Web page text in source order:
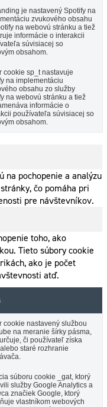
je nastavený Spotify na
zvukového obsahu
na webovú stránku a tiež
informácie o interakcii
súvisiacej so
obsahom.
cookie sp_t nastavuje
na implementáciu
obsahu zo služby
na webovú stránku a tiež
informácie o
používateľa súvisiacej so
obsahom.
na pochopenie a analýzu
čo pomáha pri
pre návštevníkov.
toho, ako
Tieto súbory cookie
ako je počet
atď.
cookie nastavený službou
na meranie šírky pásma,
či používateľ získa
staré rozhranie
súboru cookie _gat, ktorý
služby Google Analytics a
značiek Google, ktorý
vlastníkom webových